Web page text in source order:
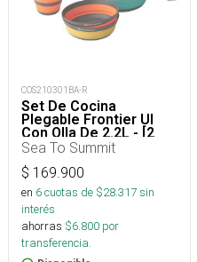
COS210301BA-R
Set De Cocina
Plegable Frontier Ul
Con Olla De 2.2L - [2
Personas] [5 Piezas]
Sea To Summit
$ 169.900
en 6cuotas de $28.317sin
interés
ahorras $6.800 por
transferencia.